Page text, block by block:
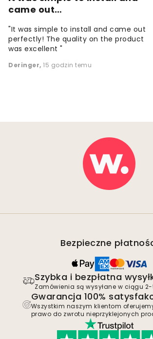
came out…
"It was simple to install and came out
perfectly! The quality on the product
was excellent "
Deringer, 15 godzin temu
Bezpieczne
Szybka i bezpłatna
Zamówienia są wysyłane w ciągu
Gwarancja 100%
Wszystkim naszym klientom
prawo do zwrotu nieprzyklejonych